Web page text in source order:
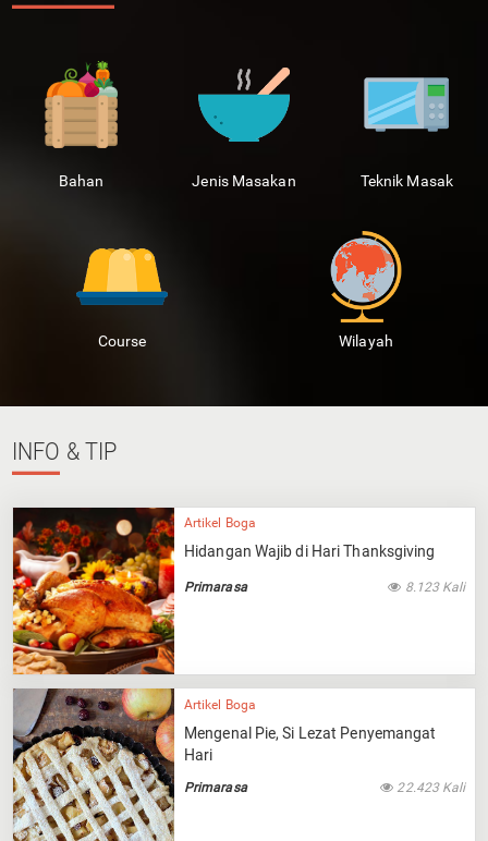
Bahan Jenis Masakan Teknik Masak
Course Wilayah
INFO & TIP
Artikel Boga
Hidangan Wajib di Hari Thanksgiving
Primarasa 8.123 Kali
Artikel Boga
Mengenal Pie, Si Lezat Penyemangat
Hari
Primarasa 22.423 Kali